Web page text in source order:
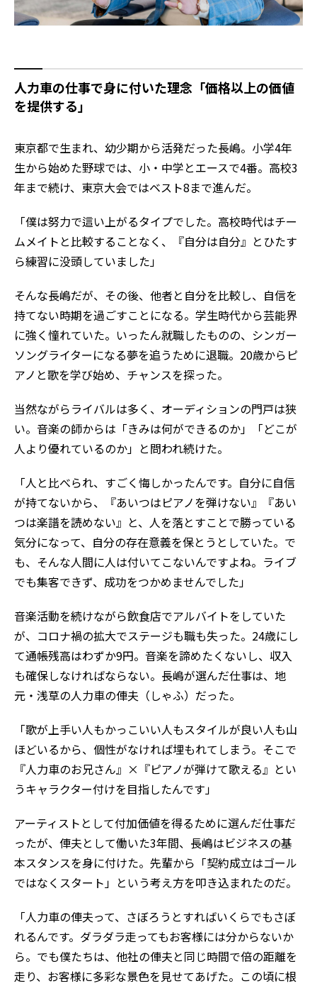
人力車の仕事で身に付いた理念「価格以上の価値
を提供する」
東京都で生まれ、幼少期から活発だった長嶋。小学4年
生から始めた野球では、小・中学とエースで4番。高校3
年まで続け、東京大会ではベスト8まで進んだ。
「僕は努力で這い上がるタイプでした。高校時代はチー
ムメイトと比較することなく、『自分は自分』とひたす
ら練習に没頭していました」
そんな長嶋だが、その後、他者と自分を比較し、自信を
持てない時期を過ごすことになる。学生時代から芸能界
に強く憧れていた。いったん就職したものの、シンガー
ソングライターになる夢を追うために退職。20歳からピ
アノと歌を学び始め、チャンスを探った。
当然ながらライバルは多く、オーディションの門戸は狭
い。音楽の師からは「きみは何ができるのか」「どこが
人より優れているのか」と問われ続けた。
「人と比べられ、すごく悔しかったんです。自分に自信
が持てないから、『あいつはピアノを弾けない』『あい
つは楽譜を読めない』と、人を落とすことで勝っている
気分になって、自分の存在意義を保とうとしていた。で
も、そんな人間に人は付いてこないんですよね。ライブ
でも集客できず、成功をつかめませんでした」
音楽活動を続けながら飲食店でアルバイトをしていた
が、コロナ禍の拡大でステージも職も失った。24歳にし
て通帳残高はわずか9円。音楽を諦めたくないし、収入
も確保しなければならない。長嶋が選んだ仕事は、地
元・浅草の人力車の俥夫（しゃふ）だった。
「歌が上手い人もかっこいい人もスタイルが良い人も山
ほどいるから、個性がなければ埋もれてしまう。そこで
『人力車のお兄さん』×『ピアノが弾けて歌える』とい
うキャラクター付けを目指したんです」
アーティストとして付加価値を得るために選んだ仕事だ
ったが、俥夫として働いた3年間、長嶋はビジネスの基
本スタンスを身に付けた。先輩から「契約成立はゴール
ではなくスタート」という考え方を叩き込まれたのだ。
「人力車の俥夫って、さぼろうとすればいくらでもさぼ
れるんです。ダラダラ走ってもお客様には分からないか
ら。でも僕たちは、他社の俥夫と同じ時間で倍の距離を
走り、お客様に多彩な景色を見せてあげた。この頃に根